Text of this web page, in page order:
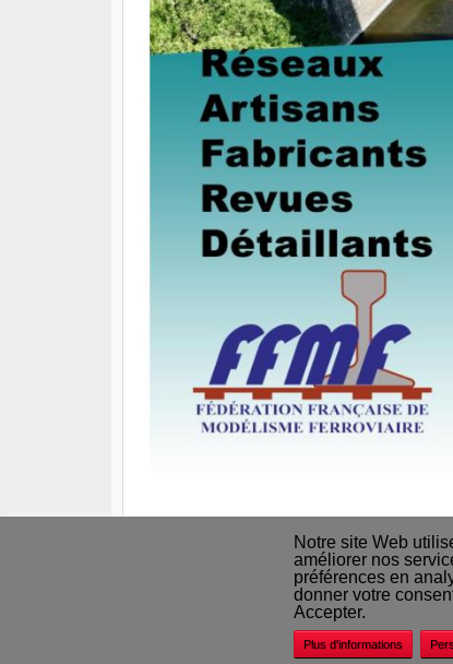
Nos
Notre site Web
améliorer nos
préférences en
donner votre
Accepter.
Plus d'informations